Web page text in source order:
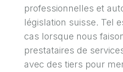
professionnelles et
législation suisse. Tel
cas lorsque nous
prestataires de
avec des tiers pour